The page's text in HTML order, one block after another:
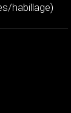
habillage)